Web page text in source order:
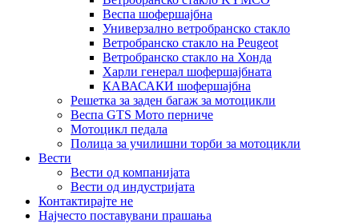
Веспа шофершајбна
Универзално ветробранско стакло
Ветробранско стакло на Peugeot
Ветробранско стакло на Хонда
Харли генерал шофершајбната
КАВАСАКИ шофершајбна
Решетка за заден багаж за мотоцикли
Веспа GTS Мото перниче
Мотоцикл педала
Полица за училишни торби за мотоцикли
Вести
Вести од компанијата
Вести од индустријата
Контактирајте не
Најчесто поставувани прашања